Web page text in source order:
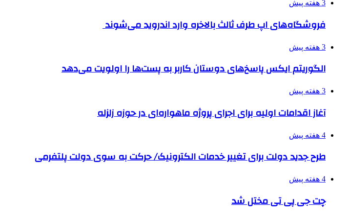
3 هفته پیش
فروشگاه‌های اپ طرف ثالث بالاخره وارد اندروید می‌شوند
3 هفته پیش
الگوریتم ایکس پاسخ‌های دوستان کاربر به پست‌ها را اولویت می‌دهد
3 هفته پیش
آغاز اقدامات اولیه برای اجرای پروژه ماهواره‌ای در حوزه زلزله
4 هفته پیش
طرح جدید دولت برای تغییر خدمات الکترونیک/ حرکت به سوی دولت پلتفرمی
4 هفته پیش
چت جی پی تی مختل شد